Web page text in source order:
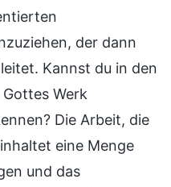
der dann
Kannst du in den
Werk
Die Arbeit, die
eine Menge
und das